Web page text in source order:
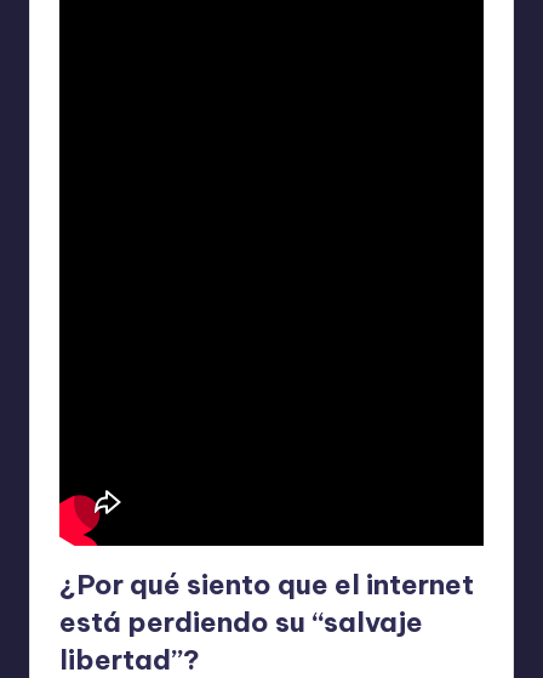
¿Por qué siento que el internet
está perdiendo su “salvaje
libertad”?